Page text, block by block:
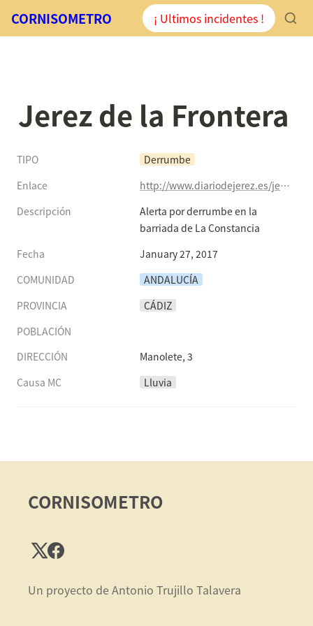
CORNISOMETRO ¡ Ultimos incidentes !
Jerez de la Frontera
TIPO
Derrumbe
Enlace
http://www.diariodejerez.es/jerez/Alerta-derrumbe-barriada-Constancia_0_1103590370.html
Descripción
Alerta por derrumbe en la
barriada de La Constancia
Fecha
January 27, 2017
COMUNIDAD
ANDALUCÍA
PROVINCIA
CÁDIZ
POBLACIÓN
DIRECCIÓN
Manolete, 3
Causa MC
Lluvia
CORNISOMETRO
Un proyecto de Antonio Trujillo Talavera